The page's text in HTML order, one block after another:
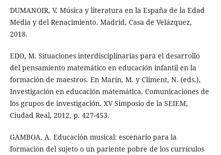
DUMANOIR, V. Música y literatura en la España de la Edad
Media y del Renacimiento. Madrid, Casa de Velázquez,
2018.
EDO, M. Situaciones interdisciplinarias para el desarrollo
del pensamiento matemático en educación infantil en la
formación de maestros. En Marín, M. y Climent, N. (eds.),
Investigación en educación matemática. Comunicaciones de
los grupos de investigación. XV Simposio de la SEIEM,
Ciudad Real, 2012, p. 427-453.
GAMBOA, A. Educación musical: escenario para la
formación del sujeto o un pariente pobre de los currículos